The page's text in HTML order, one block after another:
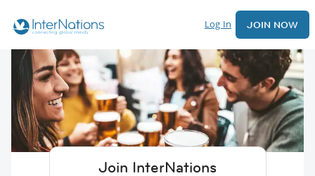
Log In JOIN NOW
Join InterNations